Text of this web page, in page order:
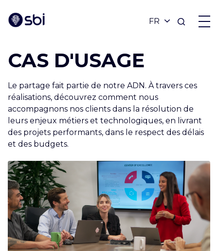
OFFRES
PARTENAIRES
RÉALISATIONS
À PROPOS
CARRIÈRE CONTACT
CAS D'USAGE
Le partage fait partie de notre ADN. À travers ces
réalisations, découvrez comment nous
accompagnons nos clients dans la résolution de
leurs enjeux métiers et technologiques, en livrant
des projets performants, dans le respect des délais
et des budgets.